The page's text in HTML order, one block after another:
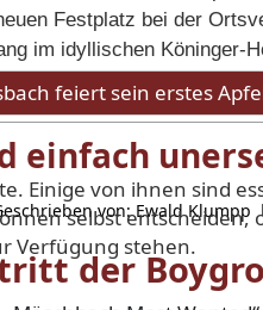
Festplatz bei der
im idyllischen Köninger-
feiert sein erstes
einfach
von:Ewald Klumpp
der
Einige von ihnen sind
selbst
Verfügung stehen.